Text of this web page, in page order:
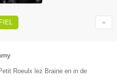
Roeulx lez Braine en in de